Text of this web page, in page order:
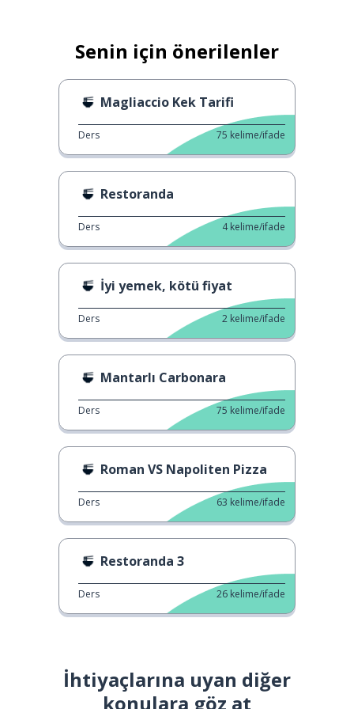
Senin için önerilenler
Magliaccio Kek Tarifi
Ders 75 kelime/ifade
Restoranda
Ders 4 kelime/ifade
İyi yemek, kötü fiyat
Ders 2 kelime/ifade
Mantarlı Carbonara
Ders 75 kelime/ifade
Roman VS Napoliten Pizza
Ders 63 kelime/ifade
Restoranda 3
Ders 26 kelime/ifade
İhtiyaçlarına uyan diğer
konulara göz at